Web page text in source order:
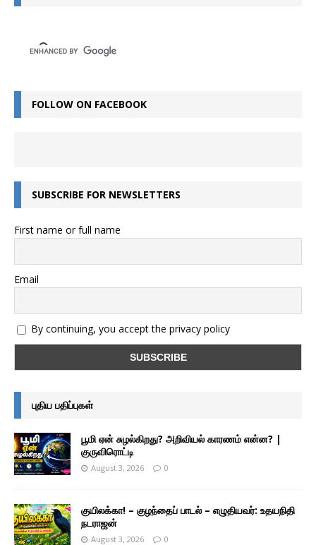
FOLLOW ON FACEBOOK
SUBSCRIBE FOR NEWSLETTERS
First name or full name
Email
By continuing, you accept the privacy policy
புதிய பதிப்புகள்
பூமி ஏன் சுழல்கிறது? அறிவியல் காரணம் என்ன? |
குருவிரொட்டி
August 3, 2026 0
குயிலக்கா! – குழந்தைப் பாடல் – எழுதியவர்: உதயநிதி
நடராஜன்
August 3, 2026 0